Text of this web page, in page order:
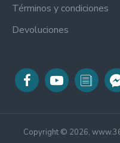
Términos y condiciones
Devoluciones
Copyright © 2026,